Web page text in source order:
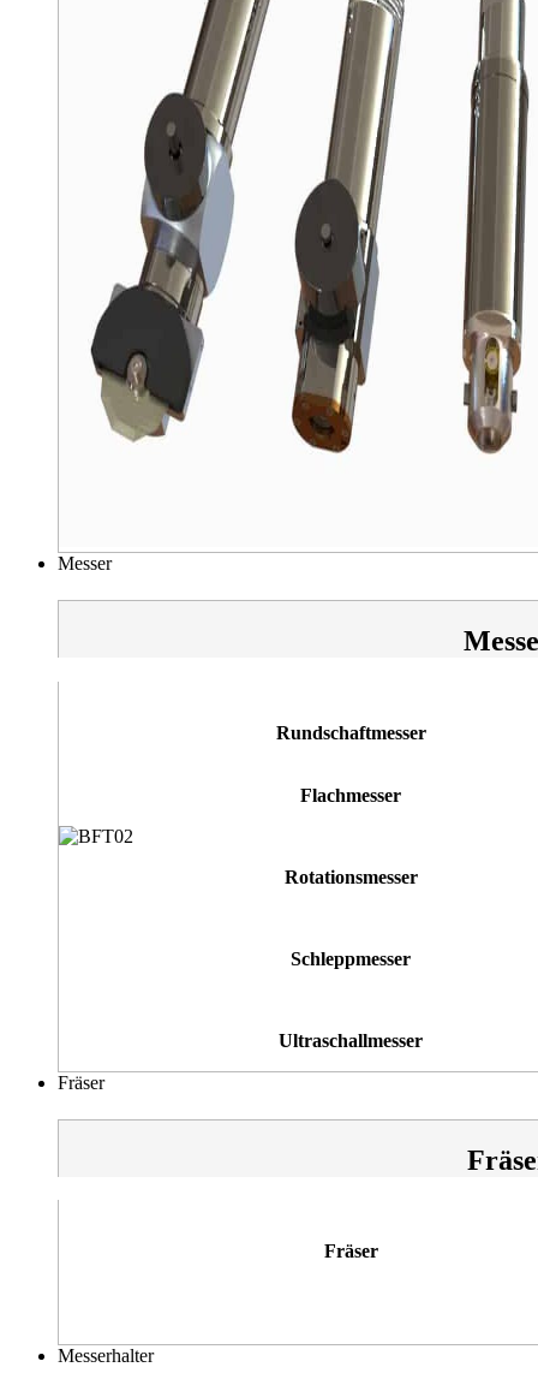
Messer
Rundschaftmesser
Flachmesser
Rotationsmesser
Schleppmesser
Ultraschallmesser
Fräser
Fräser
Messerhalter